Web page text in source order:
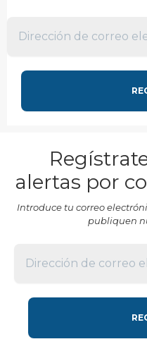
alertas por
Introduce tu correo
publiquen